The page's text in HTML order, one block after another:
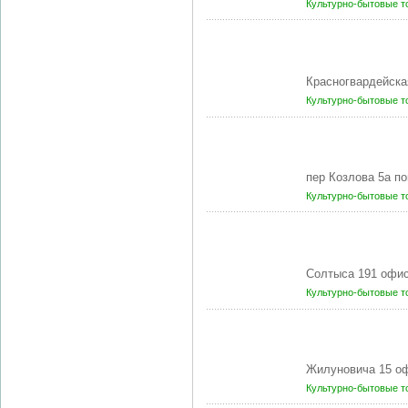
Культурно-бытовые
Культурно-бытовые
пер Козлова 5а
Культурно-бытовые
Солтыса 191
Культурно-бытовые
Жилуновича 15
Культурно-бытовые